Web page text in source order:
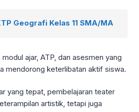
Geografi Kelas 11 SMA/MA
ajar, ATP, dan asesmen yang
mendorong keterlibatan aktif siswa.
yang tepat, pembelajaran teater
artistik, tetapi juga